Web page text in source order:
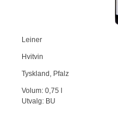
Leiner
Hvitvin
Tyskland , Pfalz
Volum:0,75
Utvalg: BU